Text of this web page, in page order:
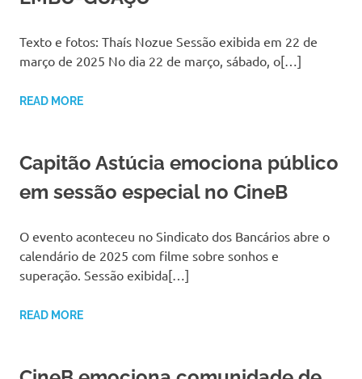
Texto e fotos: Thaís Nozue Sessão exibida em 22 de
março de 2025 No dia 22 de março, sábado, o[…]
READ MORE
Capitão Astúcia emociona público
em sessão especial no CineB
O evento aconteceu no Sindicato dos Bancários abre o
calendário de 2025 com filme sobre sonhos e
superação. Sessão exibida[…]
READ MORE